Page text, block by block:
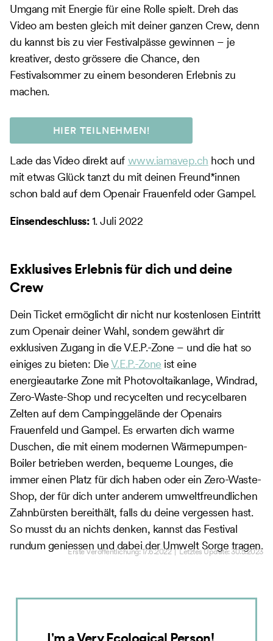
Umgang mit Energie für eine Rolle spielt. Dreh das
Video am besten gleich mit deiner ganzen Crew, denn
du kannst bis zu vier Festivalpässe gewinnen – je
kreativer, desto grössere die Chance, den
Festivalsommer zu einem besonderen Erlebnis zu
machen.
HIER TEILNEHMEN!
Lade das Video direkt auf www.iamavep.ch hoch und
mit etwas Glück tanzt du mit deinen Freund*innen
schon bald auf dem Openair Frauenfeld oder Gampel.
Einsendeschluss:1. Juli 2022
Exklusives Erlebnis für dich und deine
Crew
Dein Ticket ermöglicht dir nicht nur kostenlosen Eintritt
zum Openair deiner Wahl, sondern gewährt dir
exklusiven Zugang in die V.E.P.-Zone – und die hat so
einiges zu bieten: DieV.E.P.-Zone ist eine
energieautarke Zone mit Photovoltaikanlage, Windrad,
Zero-Waste-Shop und recycelten und recycelbaren
Zelten auf dem Campinggelände der Openairs
Frauenfeld und Gampel. Es erwarten dich warme
Duschen, die mit einem modernen Wärmepumpen-
Boiler betrieben werden, bequeme Lounges, die
immer einen Platz für dich haben oder ein Zero-Waste-
Shop, der für dich unter anderem umweltfreundlichen
Zahnbürsten bereithält, falls du deine vergessen hast.
So musst du an nichts denken, kannst das Festival
rundum geniessen und dabei der Umwelt Sorge tragen.
Erste Veröffentlichung:17.6.2022| Letztes Update:30.5.2023